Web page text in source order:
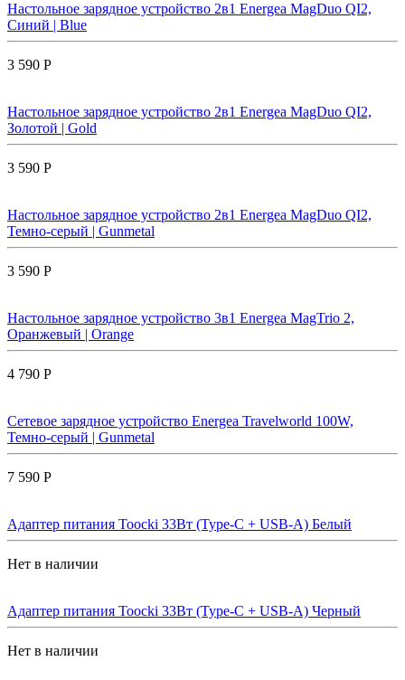
Настольное зарядное устройство 2в1 Energea MagDuo QI2,
Синий | Blue
3 590 Р
Настольное зарядное устройство 2в1 Energea MagDuo QI2,
Золотой | Gold
3 590 Р
Настольное зарядное устройство 2в1 Energea MagDuo QI2,
Темно-серый | Gunmetal
3 590 Р
Настольное зарядное устройство 3в1 Energea MagTrio 2,
Оранжевый | Orange
4 790 Р
Сетевое зарядное устройство Energea Travelworld 100W,
Темно-серый | Gunmetal
7 590 Р
Адаптер питания Toocki 33Вт (Type-C + USB-A) Белый
Нет в наличии
Адаптер питания Toocki 33Вт (Type-C + USB-A) Черный
Нет в наличии